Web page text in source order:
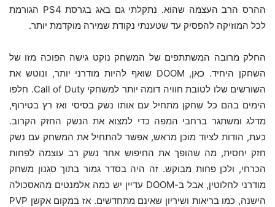
ההרס הרב העצמה שהוא. נתקלתי גם באג בגרסת PS4 הגורמת
לכל המוזיקה להפסיק עד שטענתי נקודת שמירה מוקדמת יותר.
החלק מרובה המשתתפים של המשחק נוקט גישה הפוכה מזו של
השחקן היחיד. כאן, DOOM שואף להיות מודרני יותר, ונוטש את
השורשים שלו לטובת חוויה דומה יותר למשחקי Call of Duty. חלפו
הימים בהם כל שחקן מתחיל עם אותו נשק בסיסי ואז רץ בטירוף,
מדלג ומשתגר ברחבי המפה כדי למצוא את הנשק החזק הקרוב.
כעת, הודות לציוד מוכן מראש, אפשר להתחיל את המשחק עם נשק
חזק יחסית, מה שהופך את החיפוש אחר נשק רב עוצמה לפחות
הכרחי, ולכן פחות מבוקש. זה היה בסדר גמור בתוך סגנון משחק
מודרני לחלוטין, אבל ב-DOOM עדיין יש כמה אלמנטים מהאסכולה
הישנה, כמו בריאות ושיריון שאינם מתחדשים. אז במקום אקשן PVP